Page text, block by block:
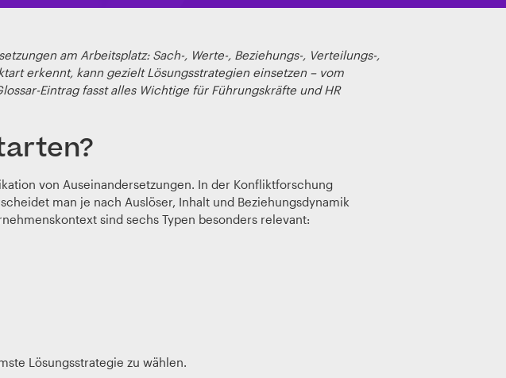
am Arbeitsplatz: Sach-, Werte-, Beziehungs-, Verteilungs-,
erkennt, kann gezielt Lösungsstrategien einsetzen – vom
Eintrag fasst alles Wichtige für Führungskräfte und HR
von Auseinandersetzungen. In der Konfliktforschung
man je nach Auslöser, Inhalt und Beziehungsdynamik
sind sechs Typen besonders relevant:
Lösungsstrategie zu wählen.